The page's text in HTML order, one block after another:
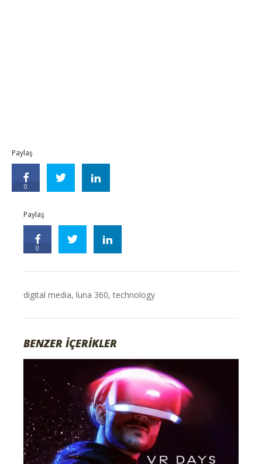
Paylaş
0
Paylaş
0
digital media,luna 360,technology
BENZER İÇERİKLER